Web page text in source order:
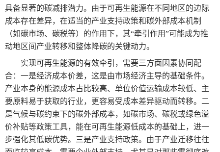
具备显著的碳减排潜力。由于可再生能源在不同地区的边际
成本存在差异，在适当的产业支持政策和碳外部成本机制
（如碳市场、碳税等）的作用下，其“牵引作用”可能成为推
动地区间产业转移和整体降碳的关键动力。
实现可再生能源的有效牵引，需要三方面因素协同配
合：一是经济成本价差，这是由市场经济主导的基础条件。
产业本身的能源成本占比较高、单位价值运输成本较低、主
要原料易于获取的行业，更容易受成本差异驱动而转移。二
是气候与碳约束下的碳外部成本，如碳市场、碳税或绿色溢
价补贴等政策工具，能在可再生能源低成本的基础上，进一
步强化其低碳优势。三是产业支持政策。由于产业迁移往往